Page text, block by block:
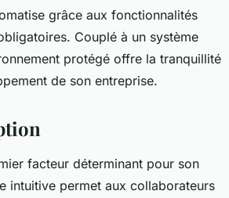
grâce aux fonctionnalités
Couplé à un système
protégé offre la tranquillité
de son entreprise.
facteur déterminant pour son
intuitive permet aux collaborateurs